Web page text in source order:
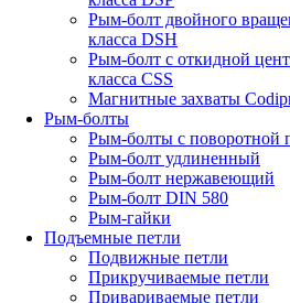
Рым-болт двойного
класса DSH
Рым-болт с откидной
класса CSS
Магнитные захваты
Рым-болты
Рым-болты с поворотной
Рым-болт удлиненный
Рым-болт нержавеющий
Рым-болт DIN 580
Рым-гайки
Подъемные петли
Подвижные петли
Прикручиваемые петли
Привариваемые петли